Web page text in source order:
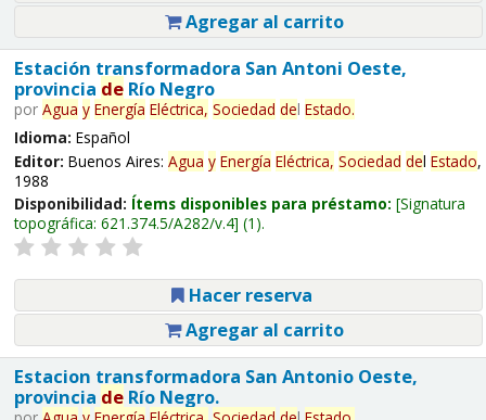
Agregar al carrito
Estación transformadora San Antoni Oeste,
provincia deRío Negro
por Agua y Energía Eléctrica, Sociedad del Estado.
Idioma: Español
Editor: Buenos Aires: Agua y Energía Eléctrica, Sociedad del Estado,
1988
Disponibilidad: Ítems disponibles para préstamo: Signatura
topográfica: 621.374.5/A282/v.4 (1).
Hacer reserva
Agregar al carrito
Estacion transformadora San Antonio Oeste,
provincia deRío Negro.